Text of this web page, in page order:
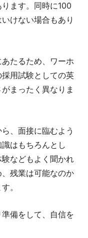
ます。同時に100
けない場合もあり
たるため、ワーホ
用試験としての英
まったく異なりま
、面接に臨むよう
はもちろんとし
などもよく聞かれ
残業は可能なのか
。
備をして、自信を